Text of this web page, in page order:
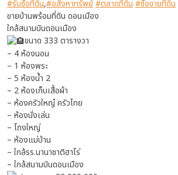
#รับซื้อที่ดิน,#อสังหาทรัพย์#ตลาดที่ดิน #ซื้อขายที่ดิน
ขายบ้านพร้อมที่ดิน ดอนเมือง
ใกล้สนามบินดอนเมือง
ขนาด 333 ตารางวา
– 4 ห้องนอน
– 1 ห้องพระ
– 5 ห้องน้ำ 2
– 2 ห้องเก็บเสื้อผ้า
– ห้องครัวใหญ๋ ครัวไทย
– ห้องนั่งเล่น
– โถงใหญ่
– ห้องแม่บ้าน
– ใกล้รร.นานาชาติฮาโร่
– ใกล้สนามบินดอนเมือง